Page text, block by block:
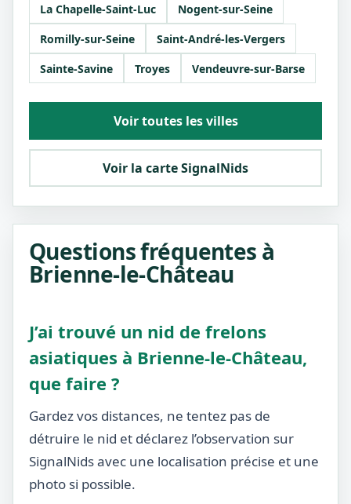
La Chapelle-Saint-Luc
Nogent-sur-Seine
Romilly-sur-Seine
Saint-André-les-Vergers
Sainte-Savine
Troyes Vendeuvre-sur-Barse
Voir toutes les villes
Voir la carte SignalNids
Questions fréquentes à
Brienne-le-Château
J’ai trouvé un nid de frelons
asiatiques à Brienne-le-Château,
que faire ?
Gardez vos distances, ne tentez pas de
détruire le nid et déclarez l’observation sur
SignalNids avec une localisation précise et une
photo si possible.